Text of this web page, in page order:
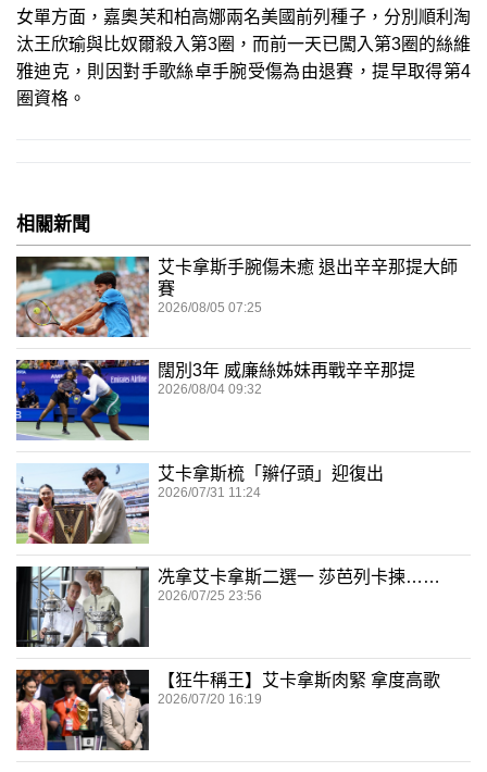
女單方面，嘉奧芙和柏高娜兩名美國前列種子，分別順利淘
汰王欣瑜與比奴爾殺入第3圈，而前一天已闖入第3圈的絲維
雅迪克，則因對手歌絲卓手腕受傷為由退賽，提早取得第4
圈資格。
相關新聞
艾卡拿斯手腕傷未癒 退出辛辛那提大師
賽
2026/08/05 07:25
闊別3年 威廉絲姊妹再戰辛辛那提
2026/08/04 09:32
艾卡拿斯梳「辮仔頭」迎復出
2026/07/31 11:24
冼拿艾卡拿斯二選一 莎芭列卡揀……
2026/07/25 23:56
【狂牛稱王】艾卡拿斯肉緊 拿度高歌
2026/07/20 16:19